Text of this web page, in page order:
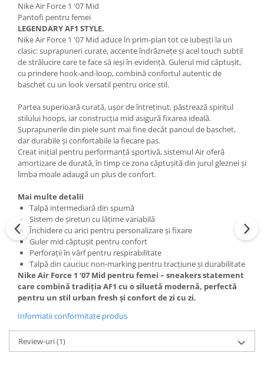
Nike Air Force 1 '07 Mid
Pantofi pentru femei
LEGENDARY AF1 STYLE.
Nike Air Force 1 '07 Mid aduce în prim-plan tot ce iubești la un
clasic: suprapuneri curate, accente îndrăznețe și acel touch subtil
de strălucire care te face să ieși în evidență. Gulerul mid căptușit,
cu prindere hook-and-loop, combină confortul autentic de
baschet cu un look versatil pentru orice stil.
Partea superioară curată, ușor de întreținut, păstrează spiritul
stilului hoops, iar construcția mid asigură fixarea ideală.
Suprapunerile din piele sunt mai fine decât panoul de baschet,
dar durabile și confortabile la fiecare pas.
Creat inițial pentru performanță sportivă, sistemul Air oferă
amortizare de durată, în timp ce zona căptușită din jurul gleznei și
limba moale adaugă un plus de confort.
Mai multe detalii
Talpă intermediară din spumă
Sistem de șireturi cu lățime variabilă
Închidere cu arici pentru personalizare și fixare
Guler mid căptușit pentru confort
Perforații în vârf pentru respirabilitate
Talpă din cauciuc non-marking pentru tracțiune și durabilitate
Nike Air Force 1 '07 Mid pentru femei – sneakers statement
care combină tradiția AF1 cu o siluetă modernă, perfectă
pentru un stil urban fresh și confort de zi cu zi.
Informatii conformitate produs
Review-uri(1)